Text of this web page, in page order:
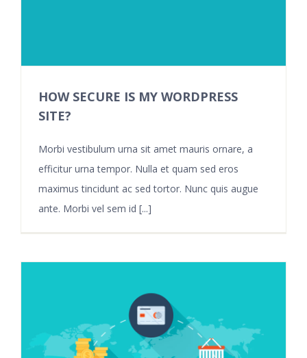
HOW SECURE IS MY WORDPRESS
SITE?
Morbi vestibulum urna sit amet mauris ornare, a
efficitur urna tempor. Nulla et quam sed eros
maximus tincidunt ac sed tortor. Nunc quis augue
ante. Morbi vel sem id [...]